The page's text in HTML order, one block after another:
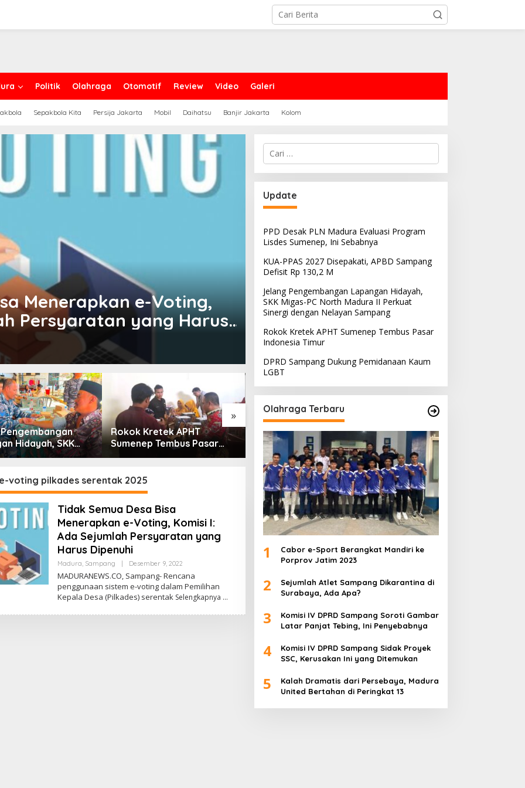
Politik Olahraga Otomotif Review Video Galeri
Sepakbola Kita Persija Jakarta Mobil Daihatsu Banjir Jakarta Kolom
Menerapkan e-Voting,
Persyaratan yang Harus
»
Hidayah, SKK
North Madura II
Sampang
Rokok Kretek APHT
Sumenep Tembus Pasar
DPRD Sampang Dukung
Pemidanaan Kaum LGBT
PPD Desak PLN Madura
Evaluasi Program Lisdes
Sumenep, Ini Sebabnya
voting pilkades serentak 2025
Tidak Semua Desa Bisa
Menerapkan e-Voting, Komisi I:
Ada Sejumlah Persyaratan yang
Harus Dipenuhi
Madura, Sampang Desember 9, 2022Oleh
News
MADURANEWS.CO, Sampang- Rencana
penggunaan sistem e-voting dalam Pemilihan
Kepala Desa (Pilkades) serentak Selengkapnya
Cari
untuk:
Update
PPD Desak PLN Madura Evaluasi Program
Lisdes Sumenep, Ini Sebabnya
KUA-PPAS 2027 Disepakati, APBD Sampang
Defisit Rp 130,2 M
Jelang Pengembangan Lapangan Hidayah,
SKK Migas-PC North Madura II Perkuat
Sinergi dengan Nelayan Sampang
Rokok Kretek APHT Sumenep Tembus Pasar
Indonesia Timur
DPRD Sampang Dukung Pemidanaan Kaum
LGBT
Olahraga Terbaru
1
Cabor e-Sport Berangkat Mandiri ke
Porprov Jatim 2023
2
Sejumlah Atlet Sampang Dikarantina di
Surabaya, Ada Apa?
3
Komisi IV DPRD Sampang Soroti Gambar
Latar Panjat Tebing, Ini Penyebabnya
4
Komisi IV DPRD Sampang Sidak Proyek
SSC, Kerusakan Ini yang Ditemukan
5
Kalah Dramatis dari Persebaya, Madura
United Bertahan di Peringkat 13